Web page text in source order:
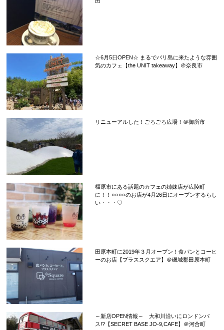
☆6月5日OPEN☆ まるでバリ島に来たような雰囲
気のカフェ【the UNIT takeaway】＠奈良市
リニューアルした！ごろごろ広場！＠御所市
橿原市にある話題のカフェの姉妹店が広陵町
に！！○○○○のお店が4月26日にオープンするらし
い・・・♡
田原本町に2019年３月オープン！食パンとコーヒ
ーのお店【プラススクエア】＠磯城郡田原本町
～新店OPEN情報～ 大和川沿いにロンドンバ
ス!?【SECRET BASE JO-9,CAFE】＠河合町